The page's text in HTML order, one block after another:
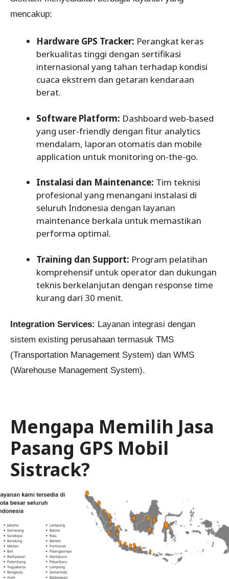
mencakup:
Hardware GPS Tracker: Perangkat keras
berkualitas tinggi dengan sertifikasi
internasional yang tahan terhadap kondisi
cuaca ekstrem dan getaran kendaraan
berat.
Software Platform: Dashboard web-based
yang user-friendly dengan fitur analytics
mendalam, laporan otomatis dan mobile
application untuk monitoring on-the-go.
Instalasi dan Maintenance: Tim teknisi
profesional yang menangani instalasi di
seluruh Indonesia dengan layanan
maintenance berkala untuk memastikan
performa optimal.
Training dan Support: Program pelatihan
komprehensif untuk operator dan dukungan
teknis berkelanjutan dengan response time
kurang dari 30 menit.
Integration Services: Layanan integrasi dengan
sistem existing perusahaan termasuk TMS
(Transportation Management System) dan WMS
(Warehouse Management System).
Mengapa Memilih Jasa
Pasang GPS Mobil
Sistrack?